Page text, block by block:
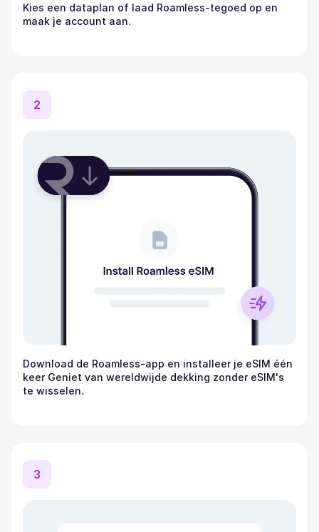
Kies een dataplan of laad Roamless-tegoed op en
maak je account aan.
2
Download de Roamless-app en installeer je eSIM één
keer Geniet van wereldwijde dekking zonder eSIM's
te wisselen.
3